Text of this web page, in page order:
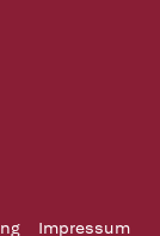
Impressum